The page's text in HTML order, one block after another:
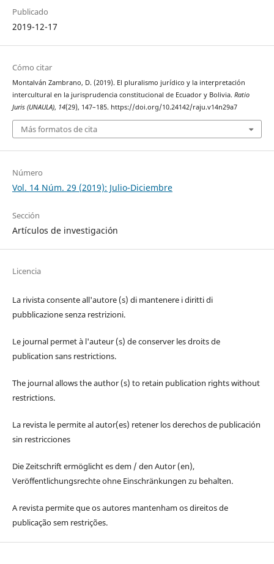
Publicado
2019-12-17
Cómo citar
Montalván Zambrano, D. (2019). El pluralismo jurídico y la interpretación
intercultural en la jurisprudencia constitucional de Ecuador y Bolivia. Ratio
Juris (UNAULA), 14(29), 147–185. https://doi.org/10.24142/raju.v14n29a7
Más formatos de cita
Número
Vol. 14 Núm. 29 (2019): Julio-Diciembre
Sección
Artículos de investigación
Licencia
La rivista consente all'autore (s) di mantenere i diritti di
pubblicazione senza restrizioni.
Le journal permet à l'auteur (s) de conserver les droits de
publication sans restrictions.
The journal allows the author (s) to retain publication rights without
restrictions.
La revista le permite al autor(es) retener los derechos de publicación
sin restricciones
Die Zeitschrift ermöglicht es dem / den Autor (en),
Veröffentlichungsrechte ohne Einschränkungen zu behalten.
A revista permite que os autores mantenham os direitos de
publicação sem restrições.